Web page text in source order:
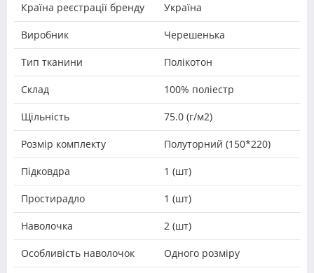
Країна реєстрації бренду Україна
Виробник Черешенька
Тип тканини Полікотон
Склад 100% поліестр
Щільність 75.0 (г/м2)
Розмір комплекту Полуторний (150*220)
Підковдра 1 (шт)
Простирадло 1 (шт)
Наволочка 2 (шт)
Особливість наволочок Одного розміру